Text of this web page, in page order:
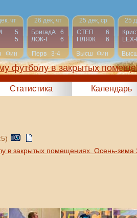
чт
5
5
Фин
26 дек, чт
БригадА
6
ЛОК-Г
6
Перв
3-4
25 дек, ср
СТЕП
6
ПЛЯЖ
6
Высш Фин
25
футболу в закрытых
Статистика Календарь
в закрытых помещениях. Осень-зима